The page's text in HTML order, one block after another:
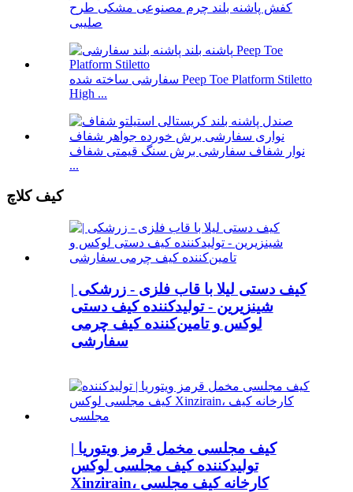
کفش پاشنه بلند چرم مصنوعی مشکی طرح
صلیبی
سفارشی ساخته شده Peep Toe Platform Stiletto
High ...
نوار شفاف سفارشی برش سنگ قیمتی شفاف
...
کیف کلاچ
کیف دستی لیلا با قاب فلزی - زرشکی |
شینزیرین - تولیدکننده کیف دستی
لوکس و تامین‌کننده کیف چرمی
سفارشی
کیف مجلسی مخمل قرمز ویتوریا |
تولیدکننده کیف مجلسی لوکس
Xinzirain، کارخانه کیف مجلسی